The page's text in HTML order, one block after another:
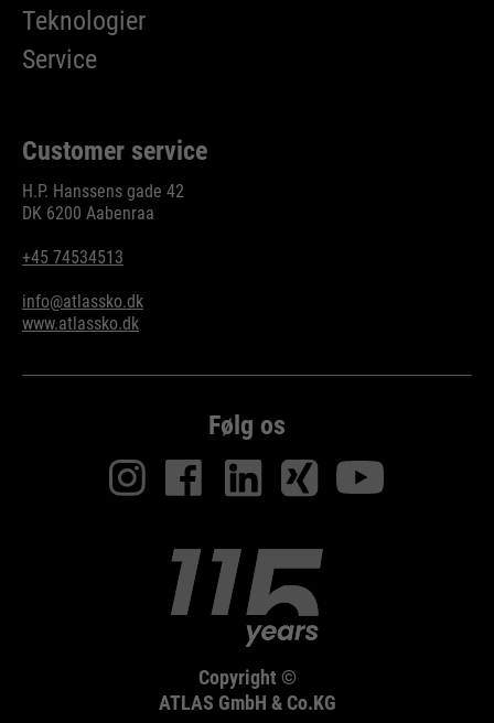
Teknologier
Service
Customer service
H.P. Hanssens gade 42
DK 6200 Aabenraa
+45 74534513
info@atlassko.dk
www.atlassko.dk
Følg os
Copyright ©
ATLAS GmbH & Co.KG